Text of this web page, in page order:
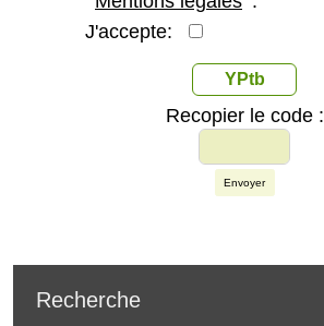
J'accepte:
YPtb
Recopier le code :
Envoyer
Recherche